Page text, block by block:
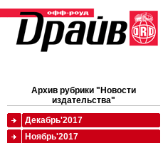
Архив рубрики "Новости
издательства"
Декабрь'2017
Ноябрь'2017